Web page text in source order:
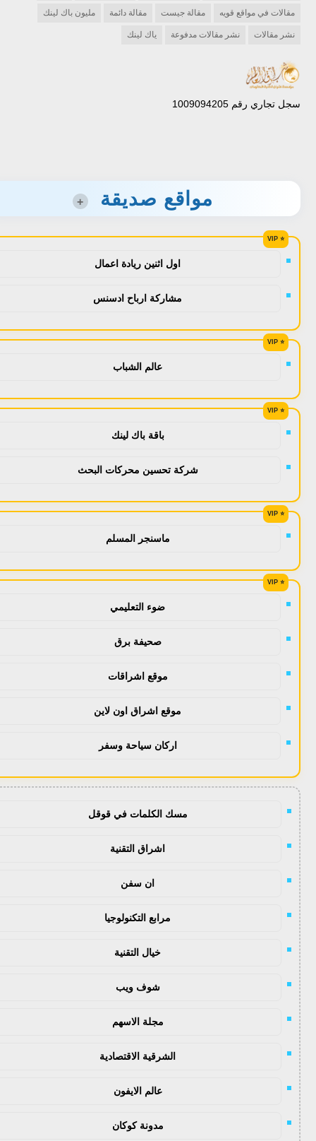
مقالات في مواقع قويه مقالة جيست مقالة دائمة مليون باك لينك
نشر مقالات نشر مقالات مدفوعة ياك لينك
سجل تجاري رقم 1009094205
مواقع صديقة +
اول اثنين ريادة اعمال
مشاركة ارباح ادسنس
عالم الشباب
باقة باك لينك
شركة تحسين محركات البحث
ماسنجر المسلم
ضوء التعليمي
صحيفة برق
موقع اشراقات
موقع اشراق اون لاين
اركان سياحة وسفر
مسك الكلمات في قوقل
اشراق التقنية
ان سفن
مرابع التكنولوجيا
خيال التقنية
شوف ويب
مجلة الاسهم
الشرقية الاقتصادية
عالم الايفون
مدونة كوكان